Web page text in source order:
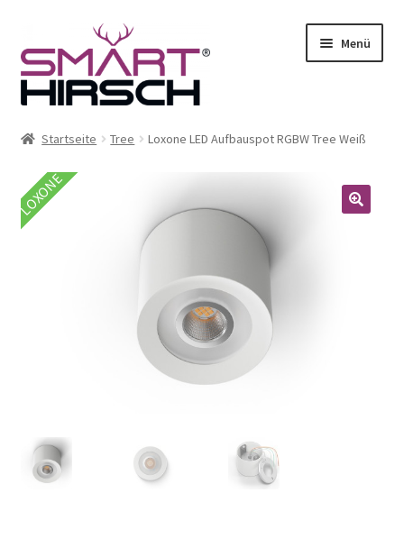
Menü
Startseite Tree Loxone LED Aufbauspot RGBW Tree Weiß
LOXONE